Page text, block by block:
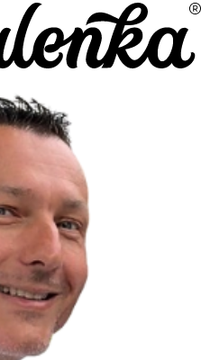
tie najlepšie služby.
vás ale potrebujeme súhlas
stránkach a aby sme
mieru či reklamu,
spoločnosti Google
ktoré môžu byť používané
používateľský zážitok.
služby podľa toho, čo
rozhodnúť, ktoré typy